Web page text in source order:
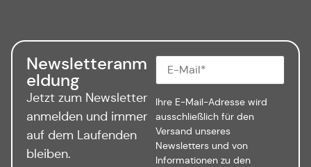
Newsletteranm
eldung
Jetzt zum Newsletter
anmelden und immer
auf dem Laufenden
bleiben.
Ihre E-Mail-Adresse wird
ausschließlich für den
Versand unseres
Newsletters und von
Informationen zu den